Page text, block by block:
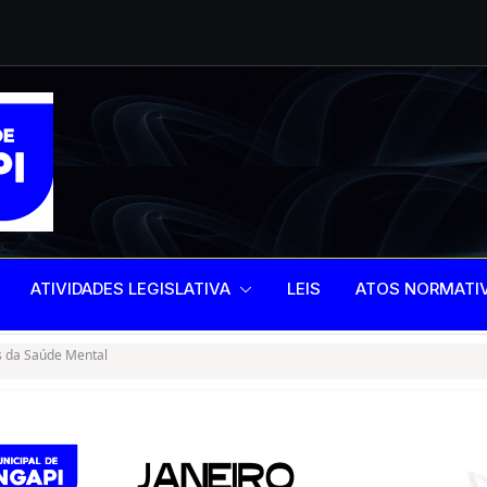
de 2025
ATIVIDADES LEGISLATIVA LEIS ATOS
da Saúde Mental